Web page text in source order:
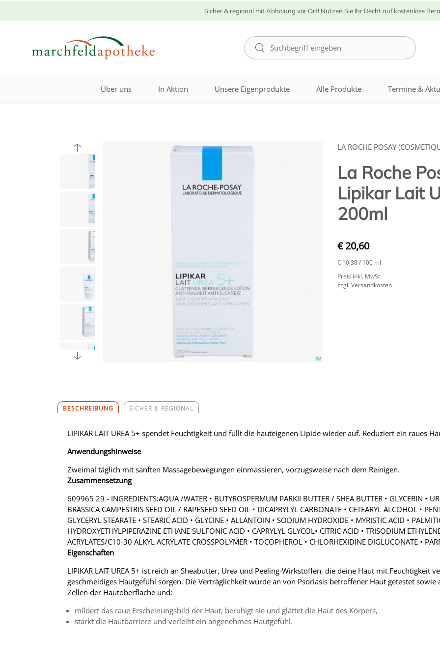
Sicher & regional mit Abholung vor Ort! Nutzen Sie Ihr Recht auf kostenlose
Über uns In Aktion Unsere Eigenprodukte Alle Produkte Termine &
LA ROCHE POSAY
La Roche
Lipikar Lait
200ml
€ 20,60
€ 10,30/ 100 ml
Preis inkl. MwSt.
zzgl. Versandkosten
BESCHREIBUNG SICHER & REGIONAL
LIPIKAR LAIT UREA 5+ spendet Feuchtigkeit und füllt die hauteigenen Lipide wieder auf. Reduziert ein raues
Anwendungshinweise
Zweimal täglich mit sanften Massagebewegungen einmassieren, vorzugsweise nach dem Reinigen.
Zusammensetzung
609965 29 - INGREDIENTS:AQUA /WATER • BUTYROSPERMUM PARKII BUTTER / SHEA BUTTER • GLYCERIN •
BRASSICA CAMPESTRIS SEED OIL / RAPESEED SEED OIL • DICAPRYLYL CARBONATE • CETEARYL ALCOHOL •
GLYCERYL STEARATE • STEARIC ACID • GLYCINE • ALLANTOIN • SODIUM HYDROXIDE • MYRISTIC ACID •
HYDROXYETHYLPIPERAZINE ETHANE SULFONIC ACID • CAPRYLYL GLYCOL• CITRIC ACID • TRISODIUM
ACRYLATES/C10-30 ALKYL ACRYLATE CROSSPOLYMER • TOCOPHEROL • CHLORHEXIDINE DIGLUCONATE •
Eigenschaften
LIPIKAR LAIT UREA 5+ ist reich an Sheabutter, Urea und Peeling-Wirkstoffen, die deine Haut mit Feuchtigkeit
geschmeidiges Hautgefühl sorgen. Die Verträglichkeit wurde an von Psoriasis betroffener Haut getestet
Zellen der Hautoberfläche und:
mildert das raue Erscheinungsbild der Haut, beruhigt sie und glättet die Haut des Körpers,
stärkt die Hautbarriere und verleiht ein angenehmes Hautgefühl.